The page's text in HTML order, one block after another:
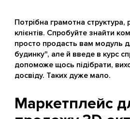
Потрібна грамотна структура,
клієнтів. Спробуйте знайти
просто продасть вам модуль
будинку", але й введе в курс
допоможе щось підібрати,
досвіду. Таких дуже мало.
Маркетплейс